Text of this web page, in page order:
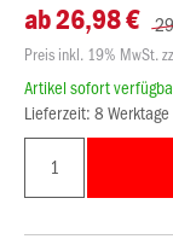
ab 26,98 €
Preis inkl. 19% MwSt.
Artikel sofort
Lieferzeit: 8 Werktage